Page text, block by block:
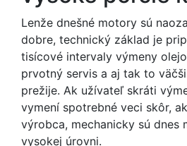
Lenže dnešné motory sú
dobre, technický základ je
tisícové intervaly výmeny
prvotný servis a aj tak to
prežije. Ak užívateľ skráti
vymení spotrebné veci skôr,
výrobca, mechanicky sú dnes
vysokej úrovni.